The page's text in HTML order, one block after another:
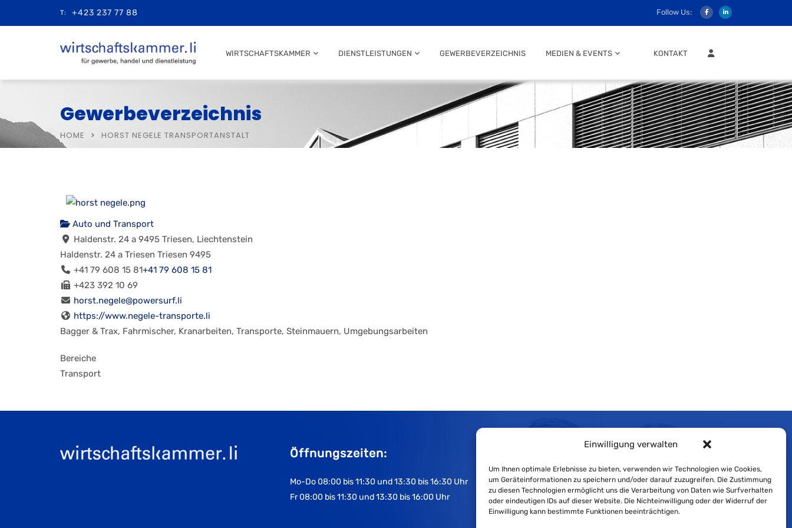
Einwilligung verwalten
Um Ihnen optimale Erlebnisse zu bieten, verwenden wir Technologien wie Cookies,
um Geräteinformationen zu speichern und/oder darauf zuzugreifen. Die Zustimmung
zu diesen Technologien ermöglicht uns die Verarbeitung von Daten wie Surfverhalten
oder eindeutigen IDs auf dieser Website. Die Nichteinwilligung oder der Widerruf der
Einwilligung kann bestimmte Funktionen beeinträchtigen.
T: +423 237 77 88 Follow Us:
WIRTSCHAFTSKAMMER DIENSTLEISTUNGEN GEWERBEVERZEICHNIS MEDIEN & EVENTS KONTAKT MITGLIEDER LOGIN
Gewerbeverzeichnis
HOME HORST NEGELE TRANSPORTANSTALT
Auto und Transport
Haldenstr. 24 a 9495 Triesen, Liechtenstein
Haldenstr. 24 a Triesen Triesen 9495
+41 79 608 15 81+41 79 608 15 81
+423 392 10 69
horst.negele@powersurf.li
https://www.negele-transporte.li
Bagger & Trax, Fahrmischer, Kranarbeiten, Transporte, Steinmauern, Umgebungsarbeiten
Bereiche
Transport
Öffnungszeiten:
Mo-Do 08:00 bis 11:30 und 13:30 bis 16:30 Uhr
Fr 08:00 bis 11:30 und 13:30 bis 16:00 Uhr
Cookie-Richtlinie
Datenschutzerklärung